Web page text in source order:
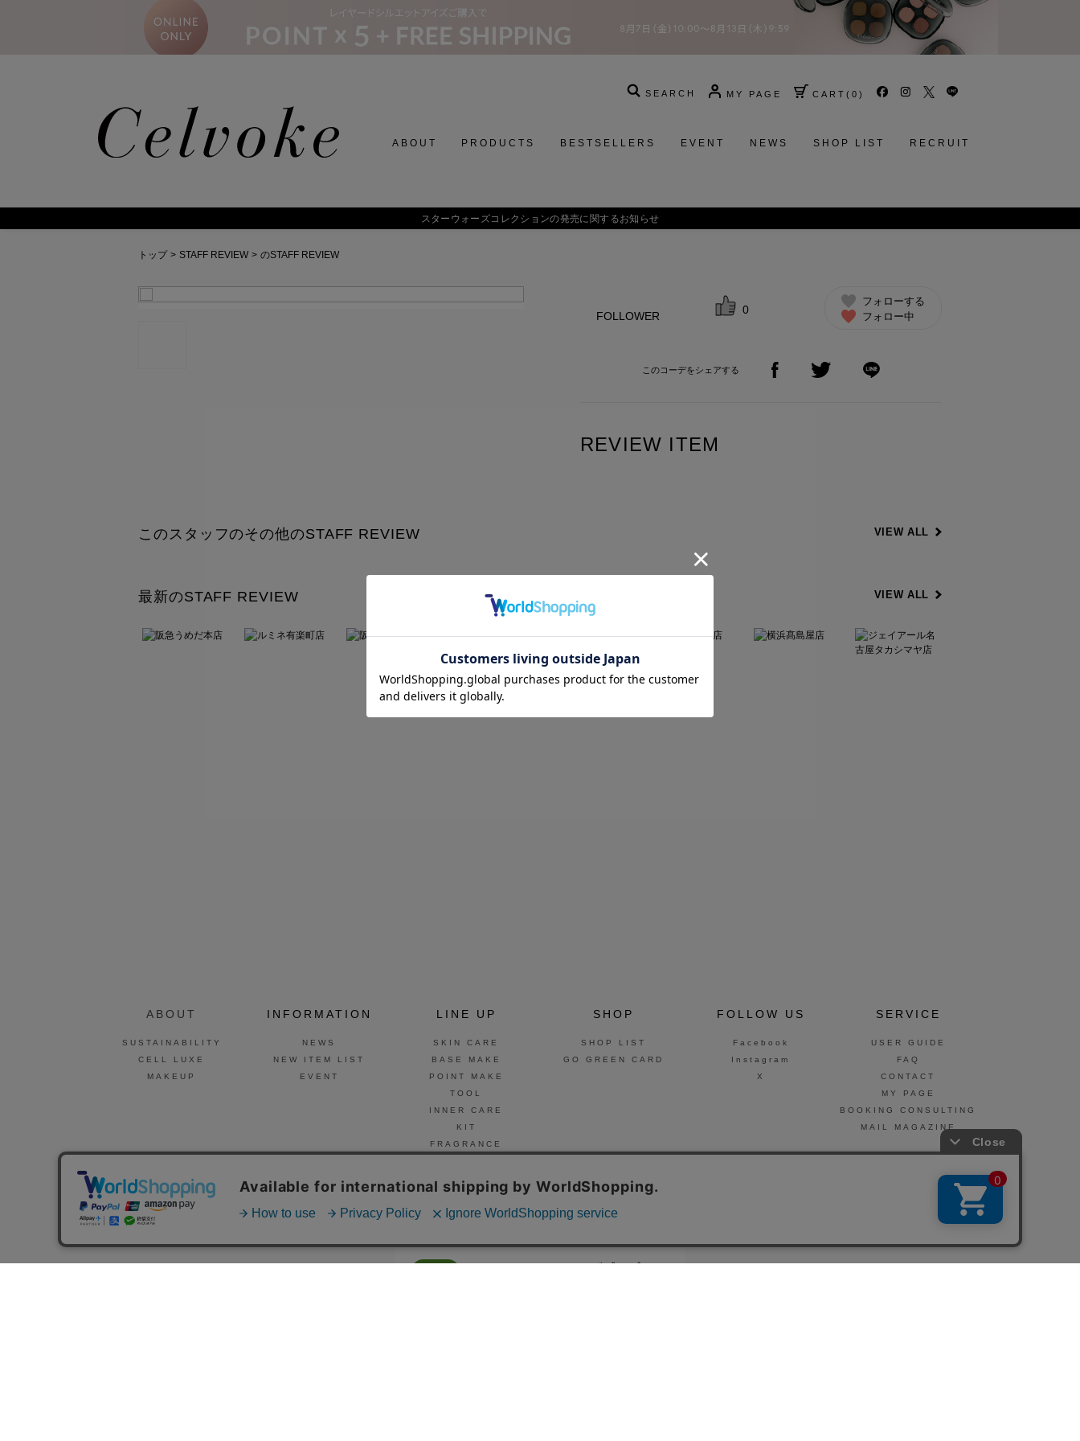
SEARCH MY PAGE CART ( 0 )
ABOUT PRODUCTS BESTSELLERS EVENT NEWS SHOP LIST RECRUIT
スターウォーズコレクションの発売に関するお知らせ
トップ > STAFF REVIEW > のSTAFF REVIEW
FOLLOWER
0
フォローする
フォロー中
このコーデをシェアする
REVIEW ITEM
このスタッフのその他のSTAFF REVIEW VIEW ALL
最新のSTAFF REVIEW VIEW ALL
ABOUT
SUSTAINABILITY
CELL LUXE
MAKEUP
INFORMATION
NEWS
NEW ITEM LIST
EVENT
LINE UP
SKIN CARE
BASE MAKE
POINT MAKE
TOOL
INNER CARE
KIT
FRAGRANCE
SHOP
SHOP LIST
GO GREEN CARD
FOLLOW US
Facebook
Instagram
X
SERVICE
USER GUIDE
FAQ
CONTACT
MY PAGE
BOOKING CONSULTING
MAIL MAGAZINE